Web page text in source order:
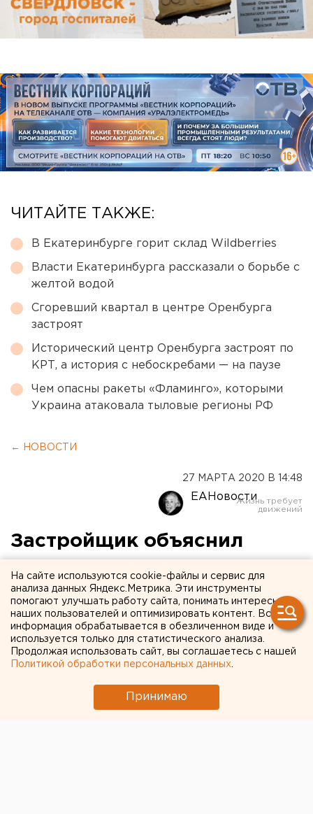
ЧИТАЙТЕ ТАКЖЕ:
В Екатеринбурге горит склад Wildberries
Власти Екатеринбурга рассказали о борьбе с
желтой водой
Сгоревший квартал в центре Оренбурга
застроят
Исторический центр Оренбурга застроят по
КРТ, а история с небоскребами — на паузе
Чем опасны ракеты «Фламинго», которыми
Украина атаковала тыловые регионы РФ
← НОВОСТИ
27 МАРТА 2020 В 14:48
ЕАНовости
Застройщик объяснил
поджоги домов в
Екатеринбурге работой
маньяка
На сайте используются cookie-файлы и сервис для
анализа данных Яндекс.Метрика. Эти инструменты
помогают улучшать работу сайта, понимать интересы
наших пользователей и оптимизировать контент. Вся
информация обрабатывается в обезличенном виде и
используется только для статистического анализа.
Продолжая использовать сайт, вы соглашаетесь с нашей
Политикой обработки персональных данных
Принимаю